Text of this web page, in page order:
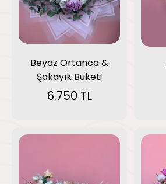
Beyaz Ortanca &
Şakayık Buketi
6.750 TL